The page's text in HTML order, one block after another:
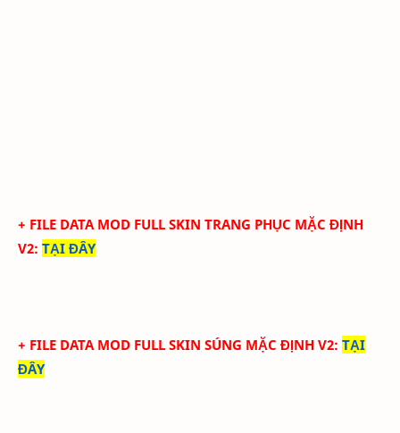
+ FILE DATA MOD FULL SKIN TRANG PHỤC MẶC ĐỊNH
V2: TẠI ĐÂY
+ FILE DATA MOD FULL SKIN SÚNG MẶC ĐỊNH V2: TẠI
ĐÂY